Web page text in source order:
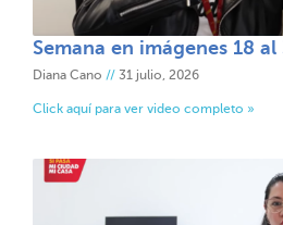
Semana en imágenes 18
Diana Cano 31 julio, 2026
Click aquí para ver video completo »